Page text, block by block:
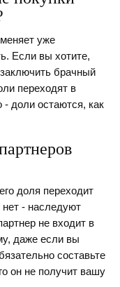
уже
Если вы хотите,
брачный
переходят в
- доли остаются, как
доля переходит
нет - наследуют
не входит в
даже если вы
составьте
он не получит вашу